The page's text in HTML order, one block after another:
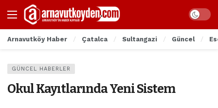
Arnavutköy Haber Çatalca Sultangazi Güncel
GÜNCEL HABERLER
Okul Kayıtlarında Yeni Sistem